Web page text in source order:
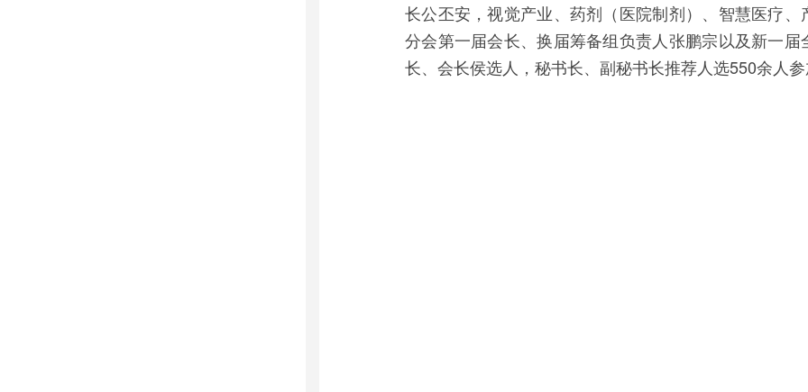
长公丕安，视觉产业、药剂（医院制剂）、智慧医疗
分会第一届会长、换届筹备组负责人张鹏宗以及新一
长、会长侯选人，秘书长、副秘书长推荐人选550余人参